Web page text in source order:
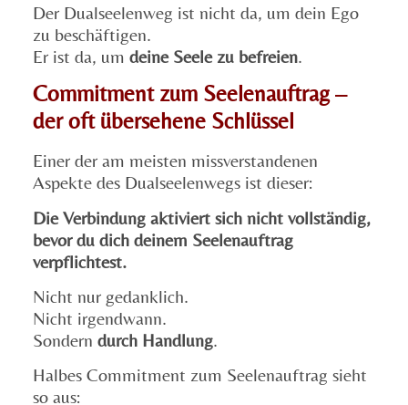
Der Dualseelenweg ist nicht da, um dein Ego
zu beschäftigen.
Er ist da, um deine Seele zu befreien.
Commitment zum Seelenauftrag –
der oft übersehene Schlüssel
Einer der am meisten missverstandenen
Aspekte des Dualseelenwegs ist dieser:
Die Verbindung aktiviert sich nicht vollständig,
bevor du dich deinem Seelenauftrag
verpflichtest.
Nicht nur gedanklich.
Nicht irgendwann.
Sondern durch Handlung.
Halbes Commitment zum Seelenauftrag sieht
so aus: